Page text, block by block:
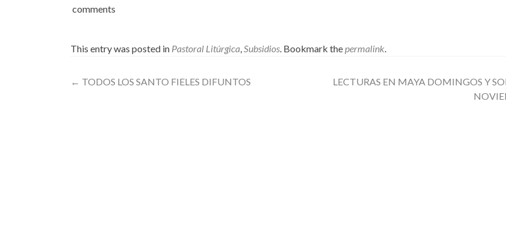
comments
This entry was posted in Pastoral Litúrgica,Subsidios. Bookmark thepermalink.
Post
← TODOS LOS SANTO FIELES DIFUNTOS
LECTURAS EN MAYA DOMINGOS Y